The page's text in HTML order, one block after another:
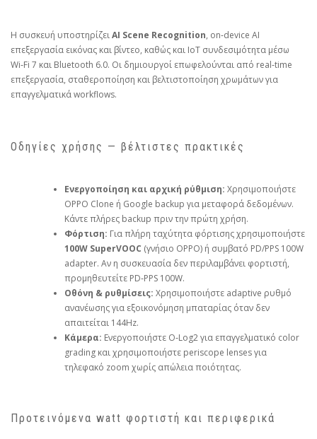
Η συσκευή υποστηρίζειAI Scene Recognition, on‑device AI
επεξεργασία εικόνας και βίντεο, καθώς και IoT συνδεσιμότητα μέσω
Wi‑Fi 7 και Bluetooth 6.0. Οι δημιουργοί επωφελούνται από real‑time
επεξεργασία, σταθεροποίηση και βελτιστοποίηση χρωμάτων για
επαγγελματικά workflows.
Οδηγίες χρήσης — βέλτιστες πρακτικές
Ενεργοποίηση και αρχική ρύθμιση: Χρησιμοποιήστε
OPPO Clone ή Google backup για μεταφορά δεδομένων.
Κάντε πλήρες backup πριν την πρώτη χρήση.
Φόρτιση: Για πλήρη ταχύτητα φόρτισης χρησιμοποιήστε
100W SuperVOOC (γνήσιο OPPO) ή συμβατό PD/PPS 100W
adapter. Αν η συσκευασία δεν περιλαμβάνει φορτιστή,
προμηθευτείτε PD‑PPS 100W.
Οθόνη & ρυθμίσεις: Χρησιμοποιήστε adaptive ρυθμό
ανανέωσης για εξοικονόμηση μπαταρίας όταν δεν
απαιτείται 144Hz.
Κάμερα: Ενεργοποιήστε O‑Log2 για επαγγελματικό color
grading και χρησιμοποιήστε periscope lenses για
τηλεφακό zoom χωρίς απώλεια ποιότητας.
Προτεινόμενα watt φορτιστή και περιφερικά